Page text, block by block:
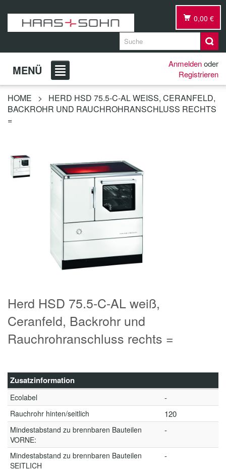
0,00 €
MENÜ Anmeldenoder
Registrieren
HOME >
HERD HSD 75.5-C-AL WEISS, CERANFELD, B
ACKROHR UND RAUCHROHRANSCHLUSS RECHTS =
Herd HSD 75.5-C-AL weiß,
Ceranfeld, Backrohr und
Rauchrohranschluss rechts =
Zusatzinformation
Ecolabel -
Rauchrohr hinten/seitlich 120
Mindestabstand zu brennbaren Bauteilen
VORNE:
-
Mindestabstand zu brennbaren Bauteilen
SEITLICH
-